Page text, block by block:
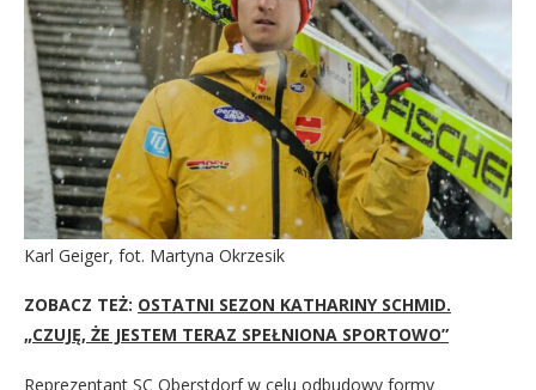
Karl Geiger, fot. Martyna Okrzesik
ZOBACZ TEŻ: OSTATNI SEZON KATHARINY SCHMID.
„CZUJĘ, ŻE JESTEM TERAZ SPEŁNIONA SPORTOWO”
Reprezentant SC Oberstdorf w celu odbudowy formy